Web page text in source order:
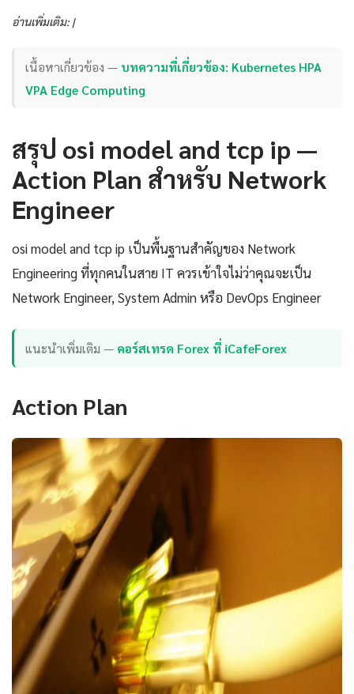
อ่านเพิ่มเติม: |
เนื้อหาเกี่ยวข้อง — บทความที่เกี่ยวข้อง: Kubernetes HPA
VPA Edge Computing
สรุป osi model and tcp ip —
Action Plan สำหรับ Network
Engineer
osi model and tcp ip เป็นพื้นฐานสำคัญของ Network
Engineering ที่ทุกคนในสาย IT ควรเข้าใจไม่ว่าคุณจะเป็น
Network Engineer, System Admin หรือ DevOps Engineer
แนะนำเพิ่มเติม — คอร์สเทรด Forex ที่ iCafeForex
Action Plan